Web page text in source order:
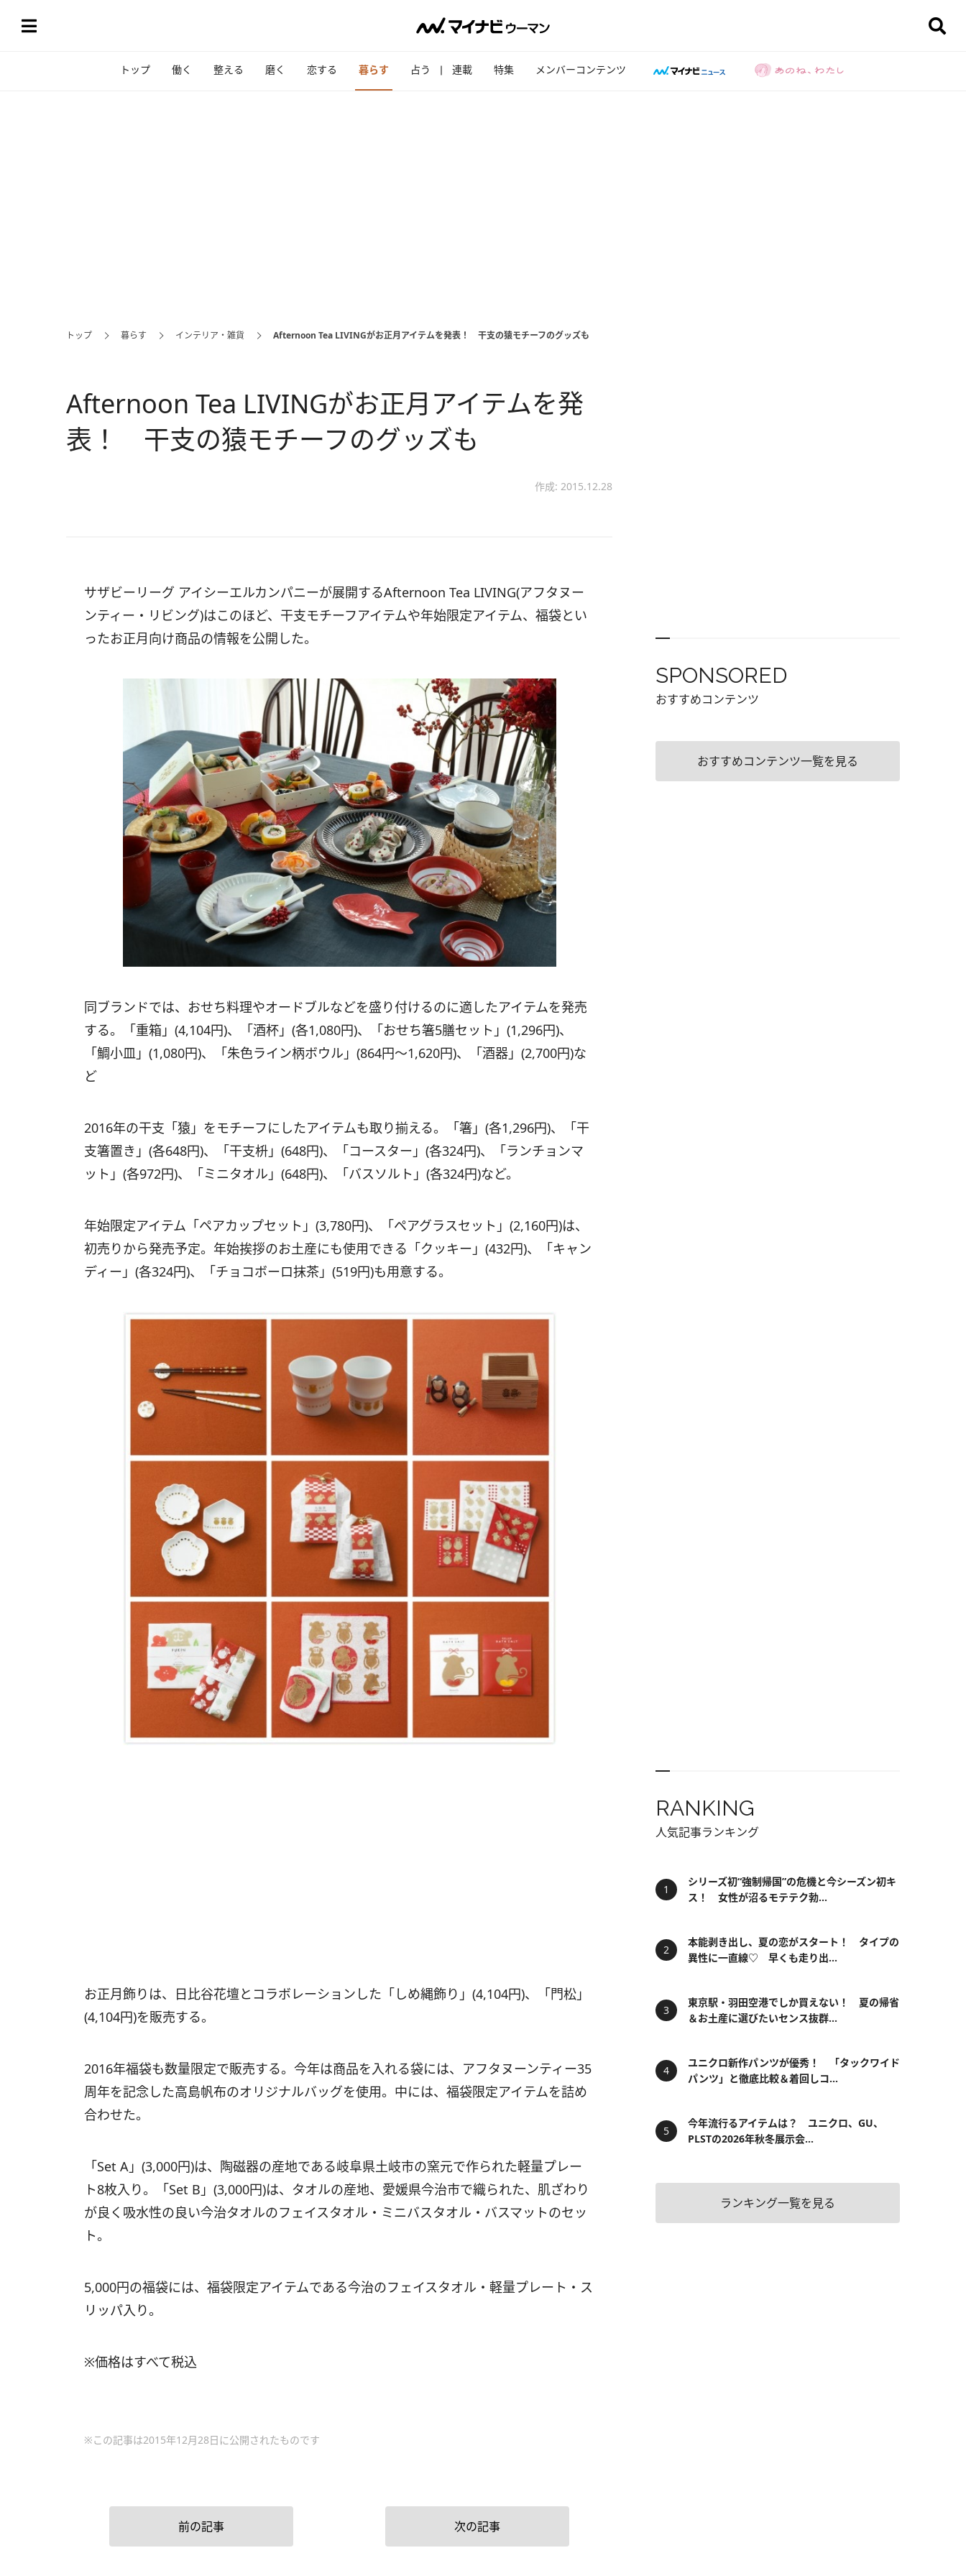
トップ 働く 整える 磨く 恋する 暮らす 占う 連載 特集 メンバーコンテンツ
トップ 暮らす インテリア・雑貨 Afternoon Tea LIVINGがお正月アイテムを発表！ 干支の猿モチーフのグッズも
Afternoon Tea LIVINGがお正月アイテムを発
表！ 干支の猿モチーフのグッズも
作成: 2015.12.28
サザビーリーグ アイシーエルカンパニーが展開するAfternoon Tea LIVING(アフタヌー
ンティー・リビング)はこのほど、干支モチーフアイテムや年始限定アイテム、福袋とい
ったお正月向け商品の情報を公開した。
同ブランドでは、おせち料理やオードブルなどを盛り付けるのに適したアイテムを発売
する。「重箱」(4,104円)、「酒杯」(各1,080円)、「おせち箸5膳セット」(1,296円)、
「鯛小皿」(1,080円)、「朱色ライン柄ボウル」(864円～1,620円)、「酒器」(2,700円)な
ど
2016年の干支「猿」をモチーフにしたアイテムも取り揃える。「箸」(各1,296円)、「干
支箸置き」(各648円)、「干支枡」(648円)、「コースター」(各324円)、「ランチョンマ
ット」(各972円)、「ミニタオル」(648円)、「バスソルト」(各324円)など。
年始限定アイテム「ペアカップセット」(3,780円)、「ペアグラスセット」(2,160円)は、
初売りから発売予定。年始挨拶のお土産にも使用できる「クッキー」(432円)、「キャン
ディー」(各324円)、「チョコボーロ抹茶」(519円)も用意する。
お正月飾りは、日比谷花壇とコラボレーションした「しめ縄飾り」(4,104円)、「門松」
(4,104円)を販売する。
2016年福袋も数量限定で販売する。今年は商品を入れる袋には、アフタヌーンティー35
周年を記念した高島帆布のオリジナルバッグを使用。中には、福袋限定アイテムを詰め
合わせた。
「Set A」(3,000円)は、陶磁器の産地である岐阜県土岐市の窯元で作られた軽量プレー
ト8枚入り。「Set B」(3,000円)は、タオルの産地、愛媛県今治市で織られた、肌ざわり
が良く吸水性の良い今治タオルのフェイスタオル・ミニバスタオル・バスマットのセッ
ト。
5,000円の福袋には、福袋限定アイテムである今治のフェイスタオル・軽量プレート・ス
リッパ入り。
※価格はすべて税込
※この記事は2015年12月28日に公開されたものです
前の記事 次の記事
SPONSORED
おすすめコンテンツ
おすすめコンテンツ一覧を見る
RANKING
人気記事ランキング
シリーズ初“強制帰国”の危機と今シーズン初キ
ス！ 女性が沼るモテテク勃...
本能剥き出し、夏の恋がスタート！ タイプの
異性に一直線♡ 早くも走り出...
東京駅・羽田空港でしか買えない！ 夏の帰省
＆お土産に選びたいセンス抜群...
ユニクロ新作パンツが優秀！ 「タックワイド
パンツ」と徹底比較＆着回しコ...
今年流行るアイテムは？ ユニクロ、GU、
PLSTの2026年秋冬展示会...
ランキング一覧を見る